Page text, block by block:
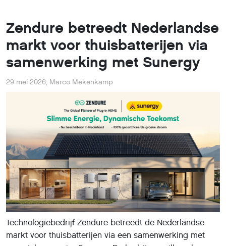
Zendure betreedt Nederlandse
markt voor thuisbatterijen via
samenwerking met Sunergy
29 mei 2026, Marco Mekenkamp
Technologiebedrijf Zendure betreedt de Nederlandse
markt voor thuisbatterijen via een samenwerking met